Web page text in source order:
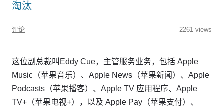
淘汰
评论 2261 views
这位副总裁叫Eddy Cue，主管服务业务，包括 Apple
Music（苹果音乐）、Apple News（苹果新闻）、Apple
Podcasts（苹果播客）、Apple TV 应用程序、Apple
TV+（苹果电视+），以及 Apple Pay（苹果支付）、